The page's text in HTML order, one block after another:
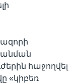
հաջողվել
«կիբեռ